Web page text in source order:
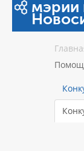
мэрии